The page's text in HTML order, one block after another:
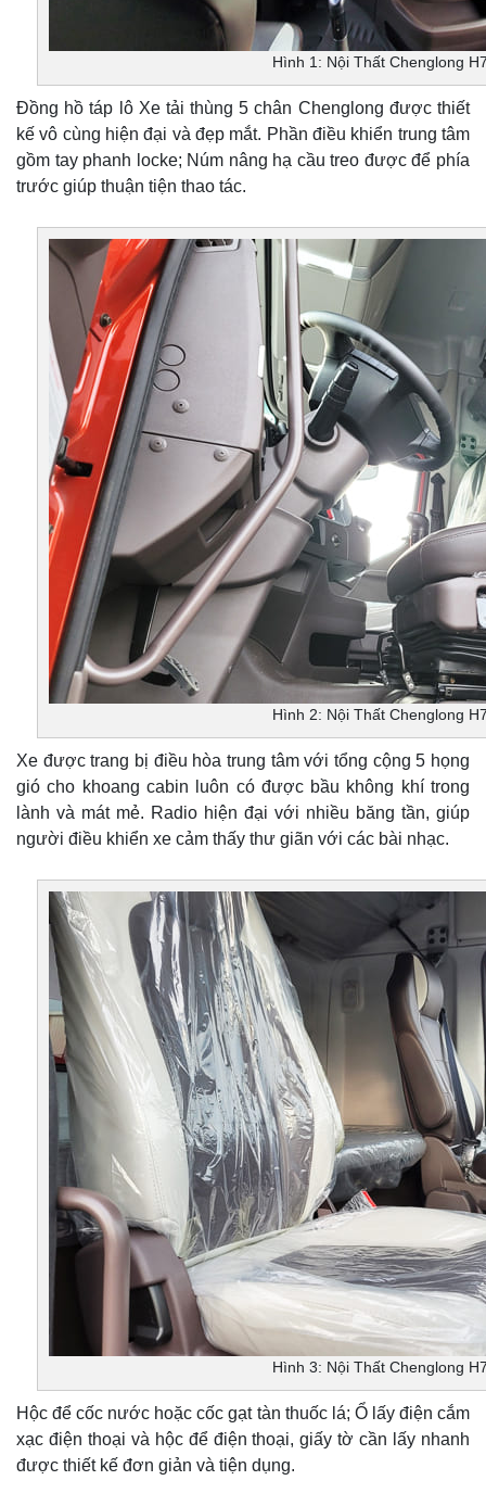
Hình 1: Nội Thất Chenglong
Đồng hồ táp lô Xe tải thùng 5 chân Chenglong được thiết
kế vô cùng hiện đại và đẹp mắt. Phần điều khiển trung tâm
gồm tay phanh locke; Núm nâng hạ cầu treo được để phía
trước giúp thuận tiện thao tác.
Hình 2: Nội Thất Chenglong
Xe được trang bị điều hòa trung tâm với tổng cộng 5 họng
gió cho khoang cabin luôn có được bầu không khí trong
lành và mát mẻ. Radio hiện đại với nhiều băng tần, giúp
người điều khiển xe cảm thấy thư giãn với các bài nhạc.
Hình 3: Nội Thất Chenglong
Hộc để cốc nước hoặc cốc gạt tàn thuốc lá; Ổ lấy điện cắm
xạc điện thoại và hộc để điện thoại, giấy tờ cần lấy nhanh
được thiết kế đơn giản và tiện dụng.